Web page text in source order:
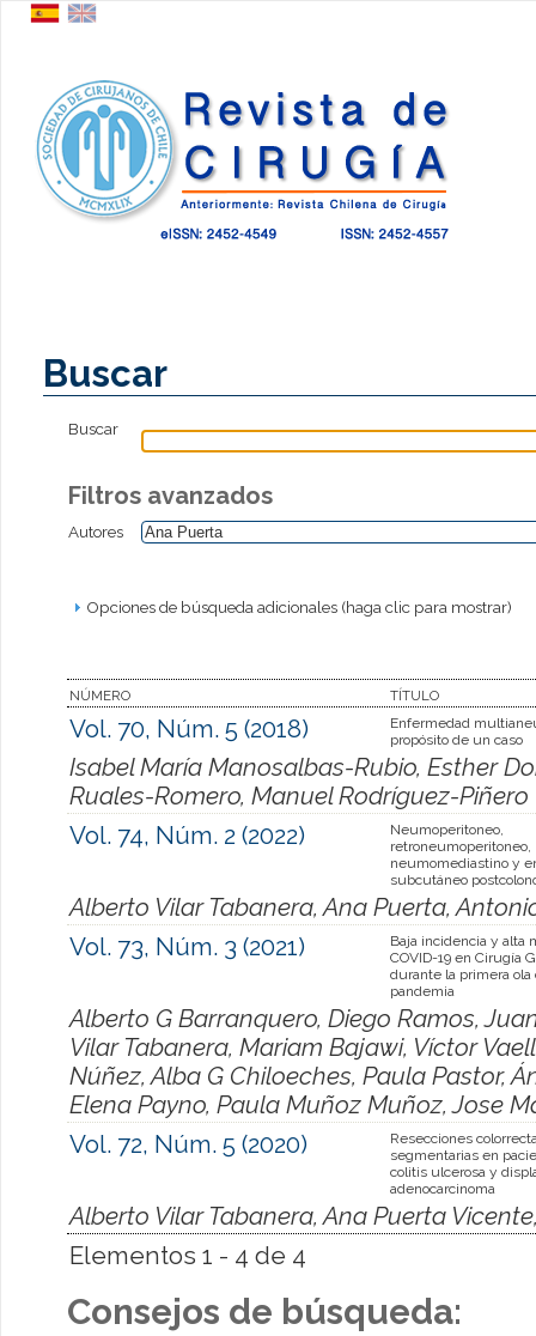
Buscar
Buscar
Filtros avanzados
Autores
Opciones de búsqueda adicionales (haga clic para mostrar)
NÚMERO TÍTULO
Vol. 70, Núm. 5 (2018)
Enfermedad
propósito de un caso
Isabel María Manosalbas-Rubio, Esther
Ruales-Romero, Manuel Rodríguez-Piñero
Vol. 74, Núm. 2 (2022)
Neumoperitoneo,
retroneumoperitoneo,
neumomediastino y
subcutáneo
Alberto Vilar Tabanera, Ana Puerta,
Vol. 73, Núm. 3 (2021)
Baja incidencia y alta
COVID-19 en Cirugía
durante la primera ola
pandemia
Alberto G Barranquero, Diego Ramos,
Vilar Tabanera, Mariam Bajawi, Víctor
Núñez, Alba G Chiloeches, Paula Pastor,
Elena Payno, Paula Muñoz Muñoz, Jose
Vol. 72, Núm. 5 (2020)
Resecciones
segmentarias en
colitis ulcerosa y
adenocarcinoma
Alberto Vilar Tabanera, Ana Puerta
Elementos 1 - 4 de 4
Consejos de búsqueda: